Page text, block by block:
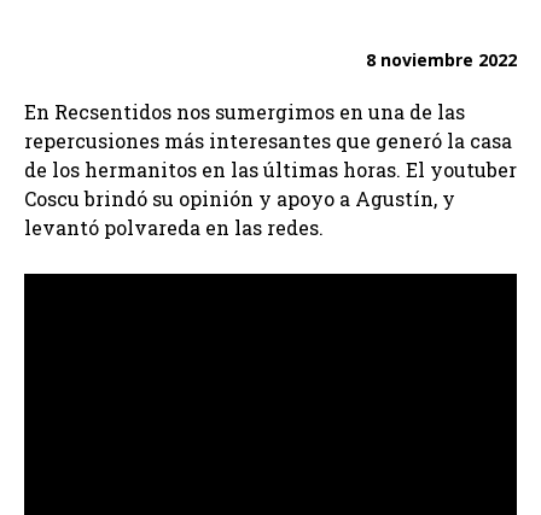
8 noviembre 2022
En Recsentidos nos sumergimos en una de las
repercusiones más interesantes que generó la casa
de los hermanitos en las últimas horas. El youtuber
Coscu brindó su opinión y apoyo a Agustín, y
levantó polvareda en las redes.